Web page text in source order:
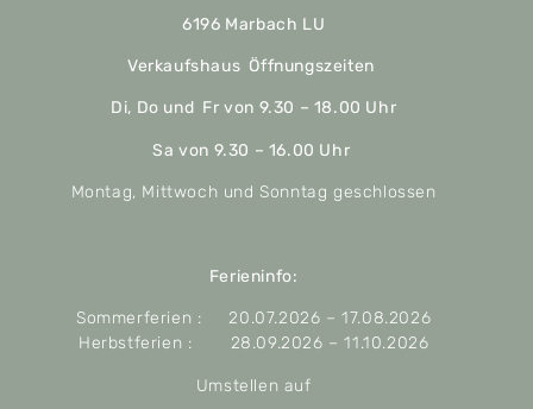
6196 Marbach LU
Verkaufshaus Öffnungszeiten
Di, Do und Fr von 9.30 – 18.00 Uhr
Sa von 9.30 – 16.00 Uhr
Montag, Mittwoch und Sonntag geschlossen
Ferieninfo:
Sommerferien : 20.07.2026 – 17.08.2026
Herbstferien : 28.09.2026 – 11.10.2026
Umstellen auf